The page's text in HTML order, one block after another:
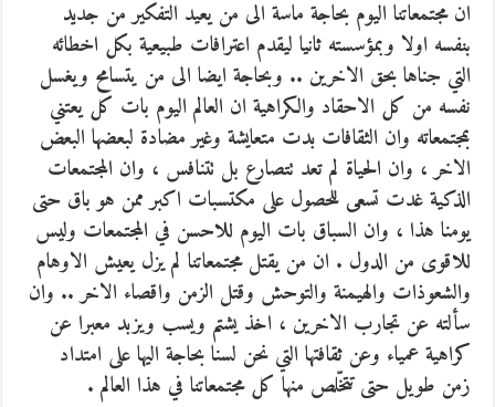
ان مجتمعاتنا اليوم بحاجة ماسة الى من يعيد التفكير من جديد
بنفسه اولا وبمؤسسته ثانيا ليقدم اعترافات طبيعية بكل اخطائه
التي جناها بحق الاخرين .. وبحاجة ايضا الى من يتسامح ويغسل
نفسه من كل الاحقاد والكراهية ان العالم اليوم بات كل يعتني
بمجتمعاته وان الثقافات بدت متعايشة وغير مضادة لبعضها البعض
الاخر ، وان الحياة لم تعد تتصارع بل تتنافس ، وان المجتمعات
الذكية غدت تسعى للحصول على مكتسبات اكبر ممن هو باق حتى
يومنا هذا ، وان السباق بات اليوم للاحسن في المجتمعات وليس
للاقوى من الدول . ان من يقتل مجتمعاتنا لم يزل يعيش الاوهام
والشعوذات والهيمنة والتوحش وقتل الزمن واقصاء الاخر .. وان
سألته عن تجارب الاخرين ، اخذ يشتم ويسب ويزبد معبرا عن
كراهية عمياء وعن ثقافتها التي نحن لسنا بحاجة اليها على امتداد
زمن طويل حتى تتخّلص منها كل مجتمعاتنا في هذا العالم .